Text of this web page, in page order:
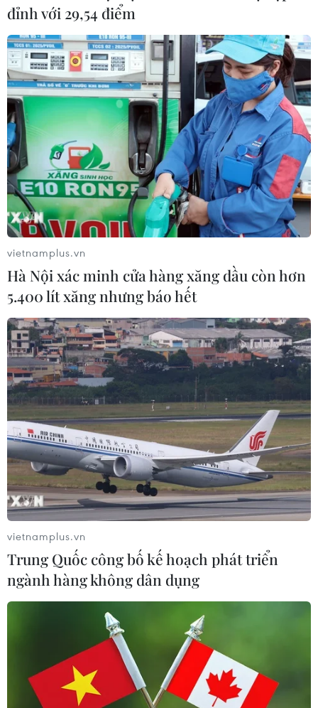
TIN CÙNG CHUYÊN MỤC
Trí tuệ nhân tạo tạo virus mới tiêu
Trung Quốc vượt Mỹ trở thành quốc
đỉnh với 29,54 điểm
vietnamplus.vn
Hà Nội xác minh cửa hàng xăng dầu còn hơn
5.400 lít xăng nhưng báo hết
vietnamplus.vn
Trung Quốc công bố kế hoạch phát triển
ngành hàng không dân dụng